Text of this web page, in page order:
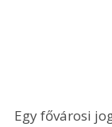
Egy fővárosi